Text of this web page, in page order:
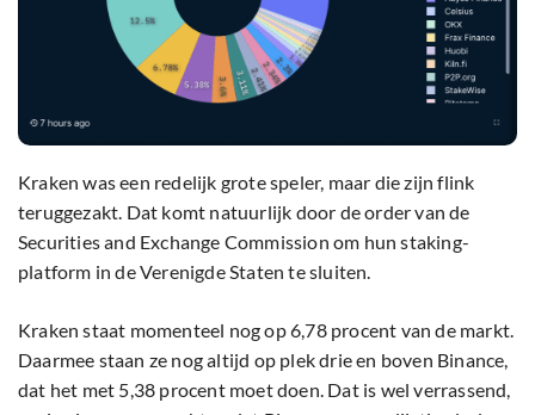
Kraken was een redelijk grote speler, maar die zijn flink
teruggezakt. Dat komt natuurlijk door de order van de
Securities and Exchange Commission om hun staking-
platform in de Verenigde Staten te sluiten.
Kraken staat momenteel nog op 6,78 procent van de markt.
Daarmee staan ze nog altijd op plek drie en boven Binance,
dat het met 5,38 procent moet doen. Dat is wel verrassend,